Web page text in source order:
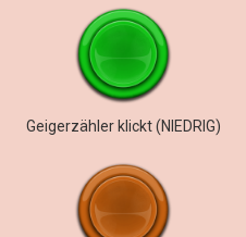
Geigerzähler klickt (NIEDRIG)